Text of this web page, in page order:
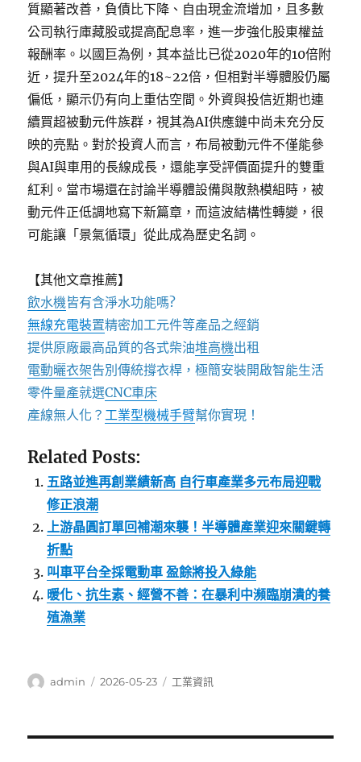
質顯著改善，負債比下降、自由現金流增加，且多數
公司執行庫藏股或提高配息率，進一步強化股東權益
報酬率。以國巨為例，其本益比已從2020年的10倍附
近，提升至2024年的18~22倍，但相對半導體股仍屬
偏低，顯示仍有向上重估空間。外資與投信近期也連
續買超被動元件族群，視其為AI供應鏈中尚未充分反
映的亮點。對於投資人而言，布局被動元件不僅能參
與AI與車用的長線成長，還能享受評價面提升的雙重
紅利。當市場還在討論半導體設備與散熱模組時，被
動元件正低調地寫下新篇章，而這波結構性轉變，很
可能讓「景氣循環」從此成為歷史名詞。
【其他文章推薦】
飲水機皆有含淨水功能嗎?
無線充電裝置精密加工元件等產品之經銷
提供原廠最高品質的各式柴油堆高機出租
電動曬衣架告別傳統撐衣桿，極簡安裝開啟智能生活
零件量產就選CNC車床
產線無人化？工業型機械手臂幫你實現！
Related Posts:
五路並進再創業績新高 自行車產業多元布局迎戰
修正浪潮
上游晶圓訂單回補潮來襲！半導體產業迎來關鍵轉
折點
叫車平台全採電動車 盈餘將投入綠能
暖化、抗生素、經營不善：在暴利中瀕臨崩潰的養
殖漁業
作
admin
發
2026-05-23
分
工業資訊